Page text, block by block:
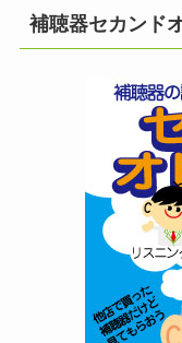
補聴器セカンド